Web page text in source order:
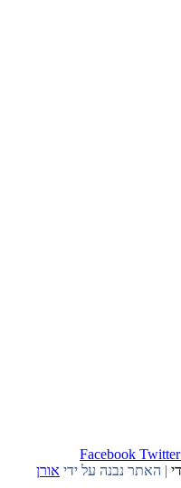
Facebook Twitter
| האתר נבנה על ידי אורן